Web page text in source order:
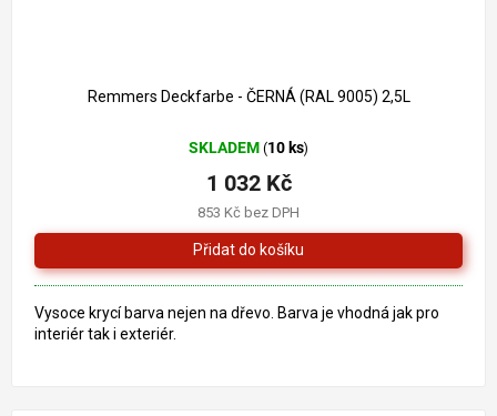
Remmers Deckfarbe - ČERNÁ (RAL 9005) 2,5L
SKLADEM (10 ks)
853 Kč bez DPH
1 032 Kč
Vysoce krycí barva nejen na dřevo. Barva je vhodná jak pro
interiér tak i exteriér.